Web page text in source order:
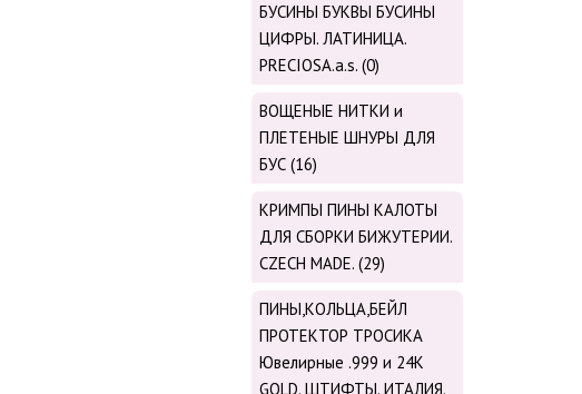
БУСИНЫ БУКВЫ БУСИНЫ
ЦИФРЫ. ЛАТИНИЦА.
PRECIOSA.a.s. (0)
ВОЩЕНЫЕ НИТКИ и
ПЛЕТЕНЫЕ ШНУРЫ ДЛЯ
БУС (16)
КРИМПЫ ПИНЫ КАЛОТЫ
ДЛЯ СБОРКИ БИЖУТЕРИИ.
CZECH MADE. (29)
ПИНЫ,КОЛЬЦА,БЕЙЛ
ПРОТЕКТОР ТРОСИКА
Ювелирные .999 и 24К
GOLD. ШТИФТЫ. ИТАЛИЯ.